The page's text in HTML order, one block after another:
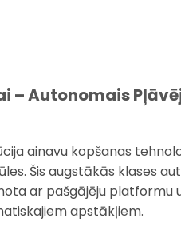
– Autonomais
ainavu kopšanas
Šis augstākās klases
ar pašgājēju
apstākļiem.